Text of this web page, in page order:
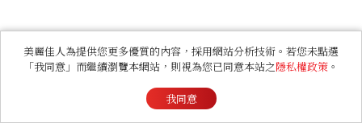
美麗佳人為提供您更多優質的內容，採用網站分析技術。若您未點選
「我同意」而繼續瀏覽本網站，則視為您已同意本站之隱私權政策 。
我同意